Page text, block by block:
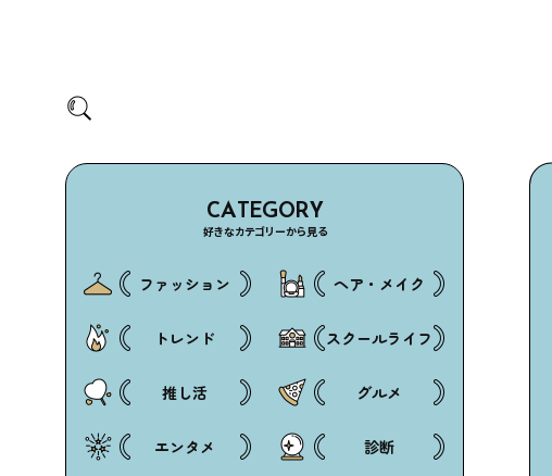
CATEGORY
好きなカテゴリーから見る
ファッション ヘア・メイク
トレンド スクールライフ
推し活 グルメ
エンタメ 診断